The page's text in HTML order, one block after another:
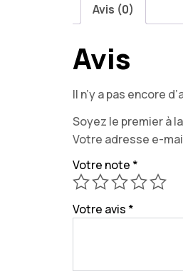
Avis (0)
Avis
Il n’y a pas encore
Soyez le premier à
Votre adresse e-
Votre note *
Votre avis *